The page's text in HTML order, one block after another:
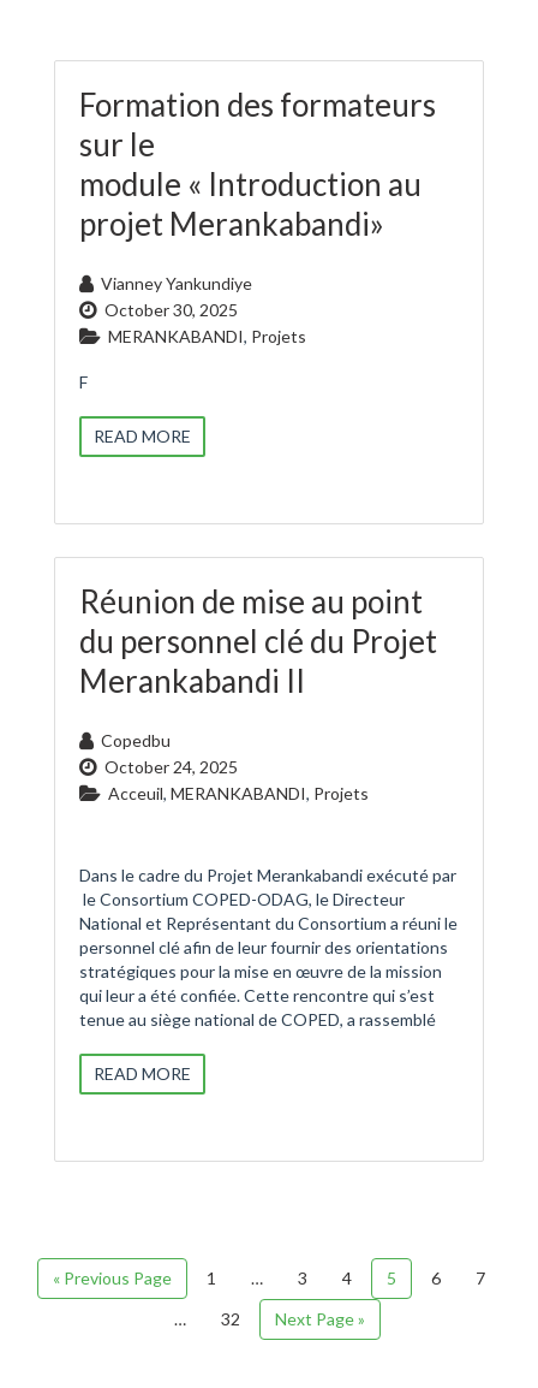
Formation des formateurs
sur le
module « Introduction au
projet Merankabandi»
Vianney Yankundiye
October 30, 2025
MERANKABANDI, Projets
F
READ MORE
Réunion de mise au point
du personnel clé du Projet
Merankabandi II
Copedbu
October 24, 2025
Acceuil, MERANKABANDI, Projets
Dans le cadre du Projet Merankabandi exécuté par
le Consortium COPED-ODAG, le Directeur
National et Représentant du Consortium a réuni le
personnel clé afin de leur fournir des orientations
stratégiques pour la mise en œuvre de la mission
qui leur a été confiée. Cette rencontre qui s’est
tenue au siège national de COPED, a rassemblé
READ MORE
« Previous Page 1 … 3 4 5 6
7
…
32 Next Page »